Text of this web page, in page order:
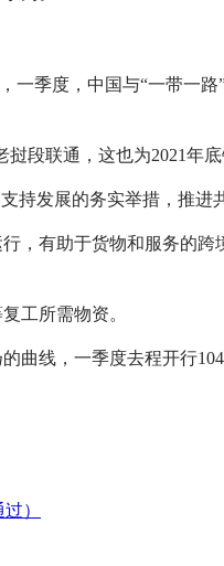
季度，中国与“一带一
段联通，这也为2021年底
发展的务实举措，推进
，有助于货物和服务的
工所需物资。
线，一季度去程开行
）